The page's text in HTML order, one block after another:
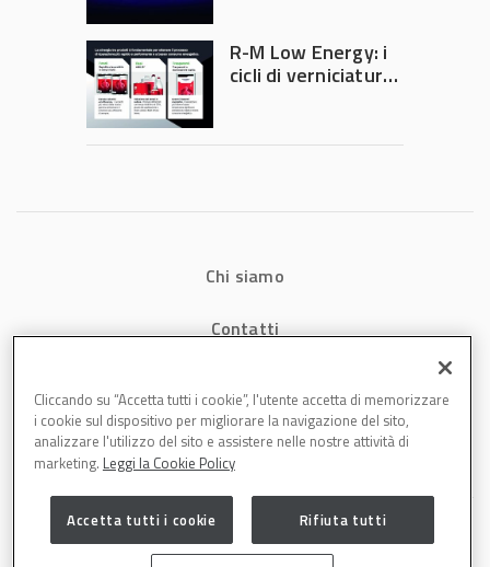
diventa ingegneria
di precisione
R-M Low Energy: i
cicli di verniciatura
tempi e costi in
Chi siamo
Contatti
Cookies
Cliccando su “Accetta tutti i cookie”, l'utente accetta di memorizzare
i cookie sul dispositivo per migliorare la navigazione del sito,
analizzare l'utilizzo del sito e assistere nelle nostre attività di
marketing. Leggi la Cookie Policy
Accetta tutti i cookie Rifiuta tutti